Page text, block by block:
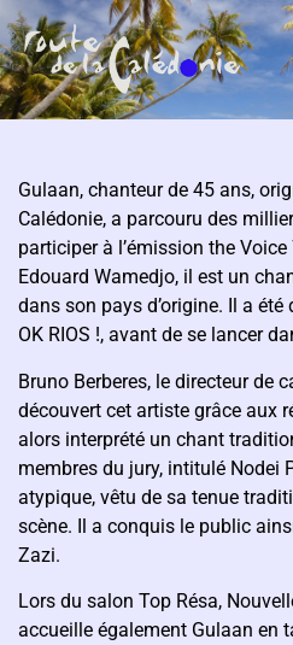
Gulaan, chanteur de 45 ans,
Calédonie, a parcouru des
participer à l’émission the
Edouard Wamedjo, il est un
dans son pays d’origine. Il a été
OK RIOS !, avant de se lancer
Bruno Berberes, le directeur de
découvert cet artiste grâce aux
alors interprété un chant
membres du jury, intitulé Nodei
atypique, vêtu de sa tenue
scène. Il a conquis le public
Zazi.
Lors du salon Top Résa,
accueille également Gulaan en